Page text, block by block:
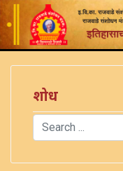
शोध
Search